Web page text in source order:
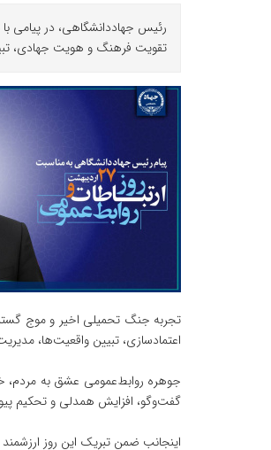
رئیس جهاددانشگاهی، در پیامی
تقویت فرهنگ و هویت جهادی،
تجربه جنگ تحمیلی اخیر و موج
اعتمادسازی، تبیین واقعیت‌ها،
جوهره روابط‌عمومی عشق به مردم،
گفت‌وگو، افزایش همدلی و تحکیم
اینجانب ضمن تبریک این روز